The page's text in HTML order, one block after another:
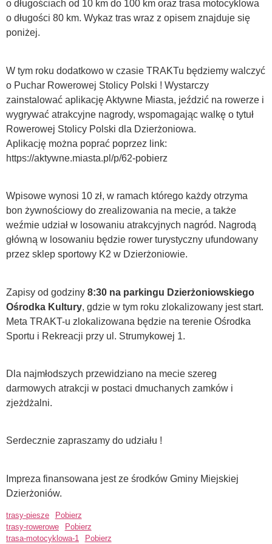
o długościach od 10 km do 100 km oraz trasa motocyklowa
o długości 80 km. Wykaz tras wraz z opisem znajduje się
poniżej.
W tym roku dodatkowo w czasie TRAKTu będziemy walczyć
o Puchar Rowerowej Stolicy Polski ! Wystarczy
zainstalować aplikację Aktywne Miasta, jeździć na rowerze i
wygrywać atrakcyjne nagrody, wspomagając walkę o tytuł
Rowerowej Stolicy Polski dla Dzierżoniowa.
Aplikację można poprać poprzez link:
https://aktywne.miasta.pl/p/62-pobierz
Wpisowe wynosi 10 zł, w ramach którego każdy otrzyma
bon żywnościowy do zrealizowania na mecie, a także
weźmie udział w losowaniu atrakcyjnych nagród. Nagrodą
główną w losowaniu będzie rower turystyczny ufundowany
przez sklep sportowy K2 w Dzierżoniowie.
Zapisy od godziny 8:30 na parkingu Dzierżoniowskiego
Ośrodka Kultury, gdzie w tym roku zlokalizowany jest start.
Meta TRAKT-u zlokalizowana będzie na terenie Ośrodka
Sportu i Rekreacji przy ul. Strumykowej 1.
Dla najmłodszych przewidziano na mecie szereg
darmowych atrakcji w postaci dmuchanych zamków i
zjeżdżalni.
Serdecznie zapraszamy do udziału !
Impreza finansowana jest ze środków Gminy Miejskiej
Dzierżoniów.
trasy-piesze
Pobierz
trasy-rowerowe
Pobierz
trasa-motocyklowa-1
Pobierz